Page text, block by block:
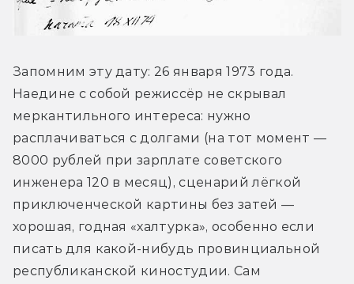
Запомним эту дату: 26 января 1973 года.
Наедине с собой режиссёр не скрывал
меркантильного интереса: нужно
расплачиваться с долгами (на тот момент —
8000 рублей при зарплате советского
инженера 120 в месяц), сценарий лёгкой
приключенческой картины без затей —
хорошая, годная «халтурка», особенно если
писать для какой-нибудь провинциальной
республиканской киностудии. Сам